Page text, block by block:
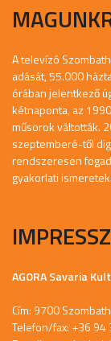
A televízó
adását, 55.000
órában jelentkező
kétnaponta, az
műsorok váltották.
szeptemberé-től
rendszeresen
gyakorlati
AGORA Savaria
Cím: 9700
Telefon/fax: +36